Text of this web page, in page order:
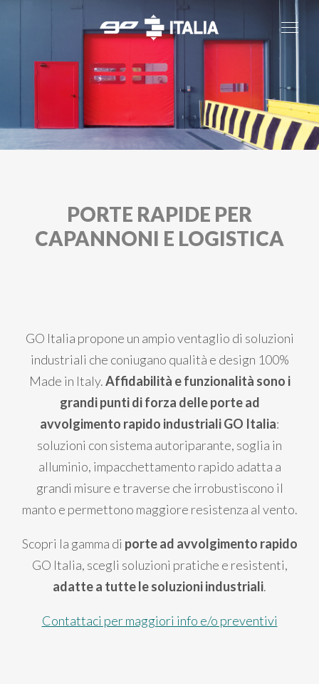
PORTE RAPIDE PER
CAPANNONI E LOGISTICA
GO Italia propone un ampio ventaglio di soluzioni
industriali che coniugano qualità e design 100%
Made in Italy.Affidabilità e funzionalità sono i
grandi punti di forza delle porte ad
avvolgimento rapido industriali GO Italia:
soluzioni con sistema autoriparante, soglia in
alluminio, impacchettamento rapido adatta a
grandi misure e traverse che irrobustiscono il
manto e permettono maggiore resistenza al vento.
Scopri la gamma di porte ad avvolgimento rapido
GO Italia, scegli soluzioni pratiche e resistenti,
adatte a tutte le soluzioni industriali.
Contattaci per maggiori info e/o preventivi